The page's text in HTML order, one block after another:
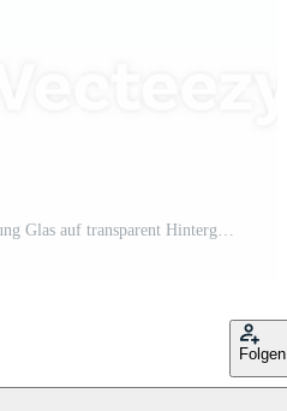
Suche Symbol mit Vergrößerung Glas auf transparent Hintergrund Pro PNG
Folgen